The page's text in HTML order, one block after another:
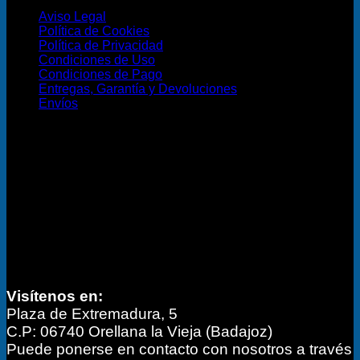
Aviso Legal
Política de Cookies
Política de Privacidad
Condiciones de Uso
Condiciones de Pago
Entregas, Garantía y Devoluciones
Envíos
Visítenos en:
Plaza de Extremadura, 5
C.P: 06740 Orellana la Vieja (Badajoz)
Puede ponerse en contacto con nosotros a través